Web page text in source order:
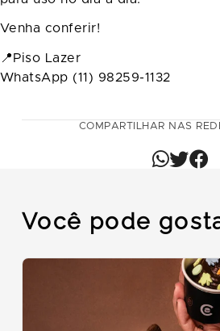
Venha conferir!
📍Piso Lazer
WhatsApp (11) 98259-1132
COMPARTILHAR NAS
Você pode